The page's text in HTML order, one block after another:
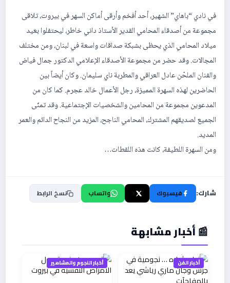
في نادي “باهاي” الشهير، أحد أفخم وأرقى أماكن السهر في بيروت، تلاقى
مجموعة من أصدقاء المحامي القدير الأستاذ داني خاطر، ليحتفلوا بعيد
ميلاد المحامي الذي يحظى بشبكة صداقات واسعة في لبنان، ومن مختلف
المجالات. وقد حضر من مجموعة الأصدقاء الإعلامي الدكتور جمال فياض
والفنان الملحّن عادل العراقي والمطربة ناي سليمان. وكان أيضاً بين
الحاضرين لهذه السهرة المميزة، رجل الأعمال خالد عجرم. كما كان من
المدعوين مجموعة من المحامين والشخصيات الإجتماعية. وقد تمنّى
الجميع لصديقهم المشترك، المحامي الناجح، المزيد من النجاح الدائم والعمر
المديد.
ومن السهرة اللطيفة، كانت هذه اللقطات…
شارك: فيسبوك واتساب نسخ الرابط
📰 أخبار مشابهة
أخبار الفن أخبار النجوم والمشاهير